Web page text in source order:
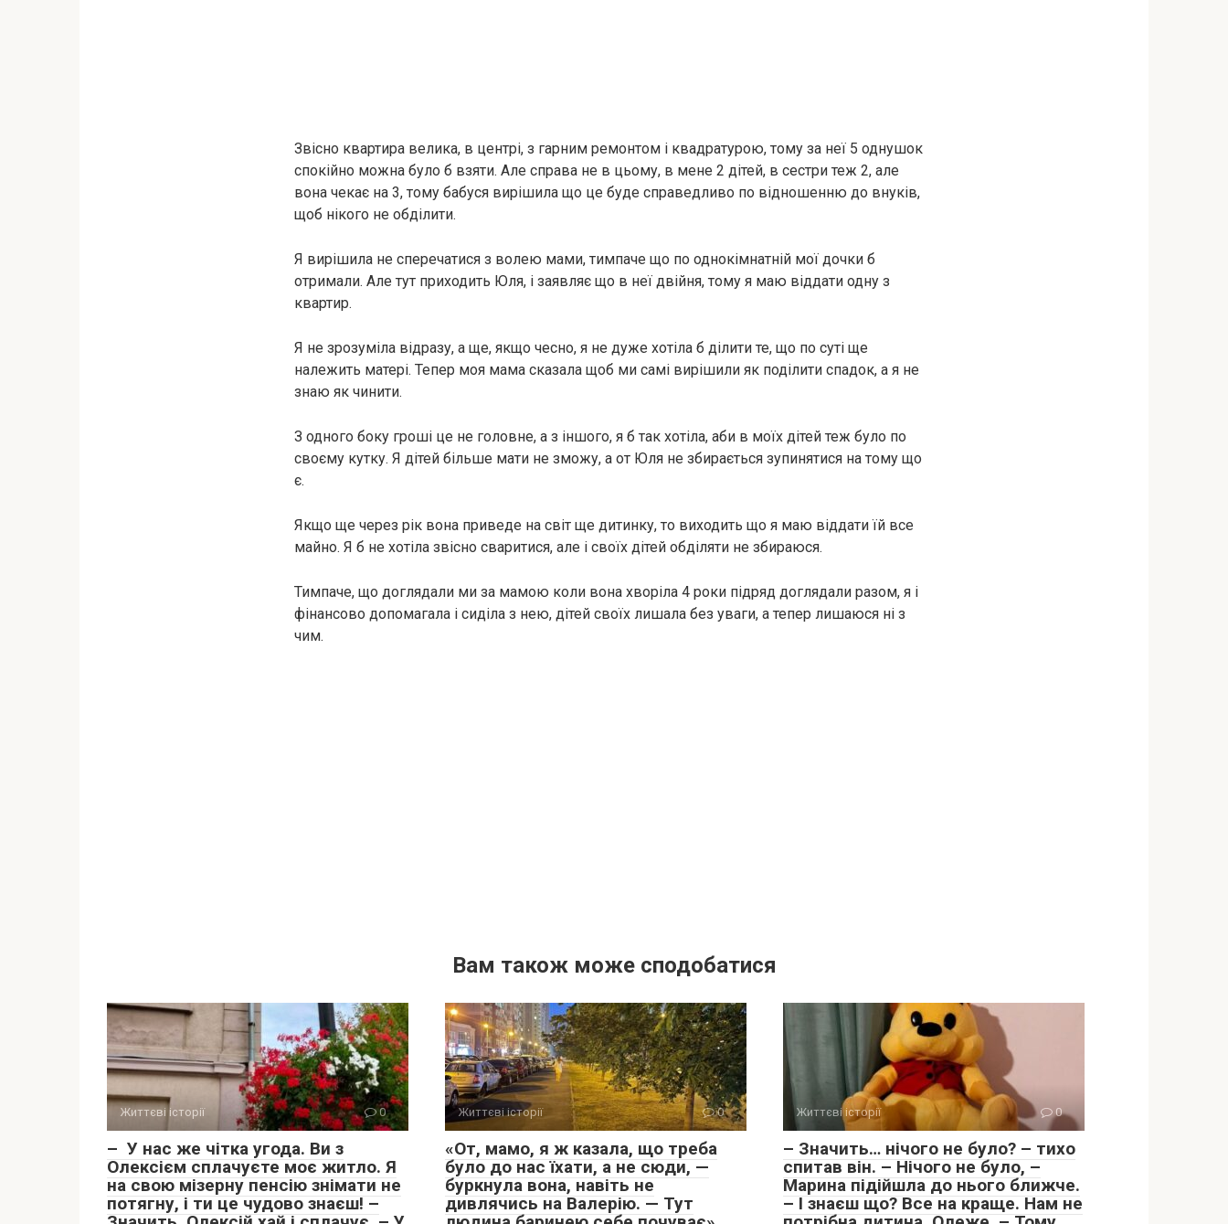
Звісно квартира велика, в центрі, з гарним ремонтом і квадратурою, тому за неї 5 однушок
спокійно можна було б взяти. Але справа не в цьому, в мене 2 дітей, в сестри теж 2, але
вона чекає на 3, тому бабуся вирішила що це буде справедливо по відношенню до внуків,
щоб нікого не обділити.
Я вирішила не сперечатися з волею мами, тимпаче що по однокімнатній мої дочки б
отримали. Але тут приходить Юля, і заявляє що в неї двійня, тому я маю віддати одну з
квартир.
Я не зрозуміла відразу, а ще, якщо чесно, я не дуже хотіла б ділити те, що по суті ще
належить матері. Тепер моя мама сказала щоб ми самі вирішили як поділити спадок, а я не
знаю як чинити.
З одного боку гроші це не головне, а з іншого, я б так хотіла, аби в моїх дітей теж було по
своєму кутку. Я дітей більше мати не зможу, а от Юля не збирається зупинятися на тому що
є.
Якщо ще через рік вона приведе на світ ще дитинку, то виходить що я маю віддати їй все
майно. Я б не хотіла звісно сваритися, але і своїх дітей обділяти не збираюся.
Тимпаче, що доглядали ми за мамою коли вона хворіла 4 роки підряд доглядали разом, я і
фінансово допомагала і сиділа з нею, дітей своїх лишала без уваги, а тепер лишаюся ні з
чим.
Вам також може сподобатися
Життєві історії 0
– У нас же чітка угода. Ви з
Олексієм сплачуєте моє житло. Я
на свою мізерну пенсію знімати не
потягну, і ти це чудово знаєш! –
Життєві історії 0
«От, мамо, я ж казала, що треба
було до нас їхати, а не сюди, —
буркнула вона, навіть не
дивлячись на Валерію. — Тут
Життєві історії 0
– Значить… нічого не було? – тихо
спитав він. – Нічого не було, –
Марина підійшла до нього ближче.
– І знаєш що? Все на краще. Нам не